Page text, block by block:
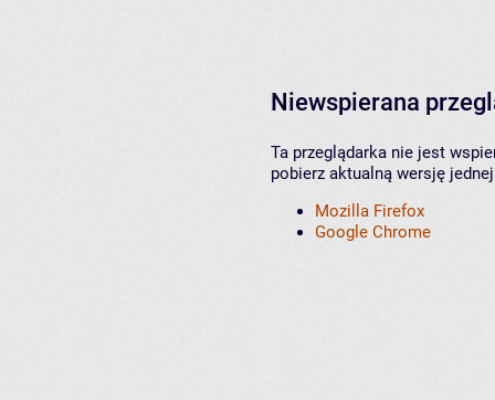
Niewspierana
Ta przeglądarka nie jest
pobierz aktualną wersję
Mozilla Firefox
Google Chrome